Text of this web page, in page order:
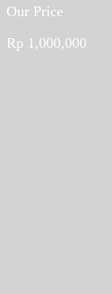
Our Price
Rp 1,000,000